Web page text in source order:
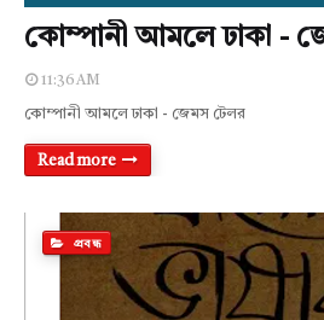
কোম্পানী আমলে ঢাকা -
11:36 AM
কোম্পানী আমলে ঢাকা - জেমস টেলর
Read more
প্রবন্ধ